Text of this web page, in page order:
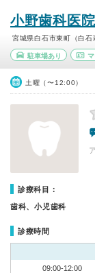
小野歯科医院
宮城県白石市東町（白石
駐車場あり
土曜（〜12:00）
診療科目：
歯科、小児歯科
診療時間
09:00-12:00